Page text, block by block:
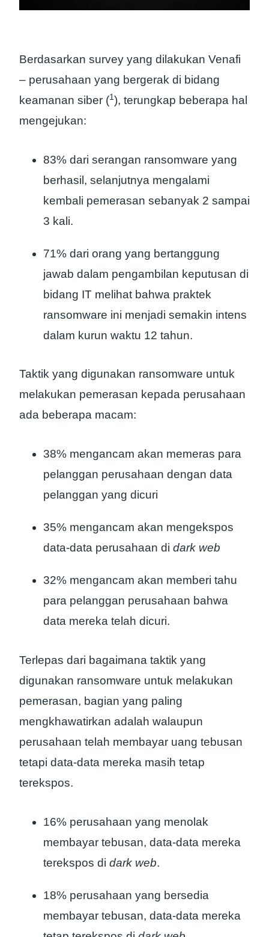
Berdasarkan survey yang dilakukan Venafi
– perusahaan yang bergerak di bidang
keamanan siber (1), terungkap beberapa hal
mengejukan:
83% dari serangan ransomware yang
berhasil, selanjutnya mengalami
kembali pemerasan sebanyak 2 sampai
3 kali.
71% dari orang yang bertanggung
jawab dalam pengambilan keputusan di
bidang IT melihat bahwa praktek
ransomware ini menjadi semakin intens
dalam kurun waktu 12 tahun.
Taktik yang digunakan ransomware untuk
melakukan pemerasan kepada perusahaan
ada beberapa macam:
38% mengancam akan memeras para
pelanggan perusahaan dengan data
pelanggan yang dicuri
35% mengancam akan mengekspos
data-data perusahaan di dark web
32% mengancam akan memberi tahu
para pelanggan perusahaan bahwa
data mereka telah dicuri.
Terlepas dari bagaimana taktik yang
digunakan ransomware untuk melakukan
pemerasan, bagian yang paling
mengkhawatirkan adalah walaupun
perusahaan telah membayar uang tebusan
tetapi data-data mereka masih tetap
terekspos.
16% perusahaan yang menolak
membayar tebusan, data-data mereka
terekspos di dark web.
18% perusahaan yang bersedia
membayar tebusan, data-data mereka